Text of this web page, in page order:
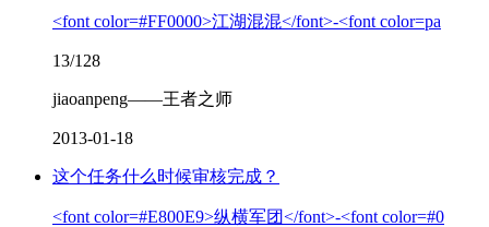
<font color=#FF0000>江湖混混</font>-<font color=pa
13/128
jiaoanpeng——王者之师
2013-01-18
这个任务什么时候审核完成？
<font color=#E800E9>纵横军团</font>-<font color=#0